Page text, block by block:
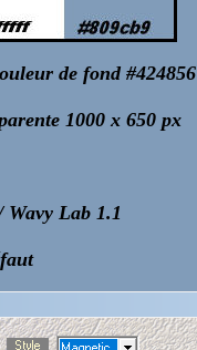
de fond #424856
1000 x 650 px
Lab 1.1